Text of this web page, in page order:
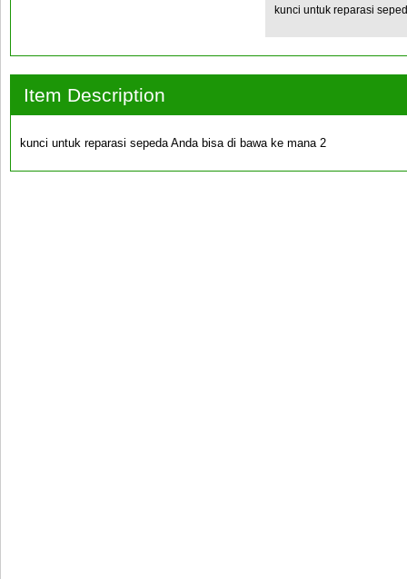
kunci untuk reparasi
Item Description
kunci untuk reparasi sepeda Anda bisa di bawa ke mana 2